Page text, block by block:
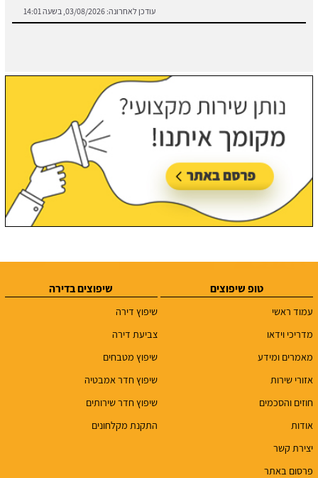
עודכן לאחרונה: 03/08/2026, בשעה 13:57
טופ שיפוצים
עמוד ראשי
מדריכי וידאו
מאמרים ומידע
אזורי שירות
חוזים והסכמים
אודות
יצירת קשר
פרסום באתר
שיפוצים בדירה
שיפוץ דירה
צביעת דירה
שיפוץ מטבחים
שיפוץ חדר אמבטיה
שיפוץ חדר שירותים
התקנת מקלחונים